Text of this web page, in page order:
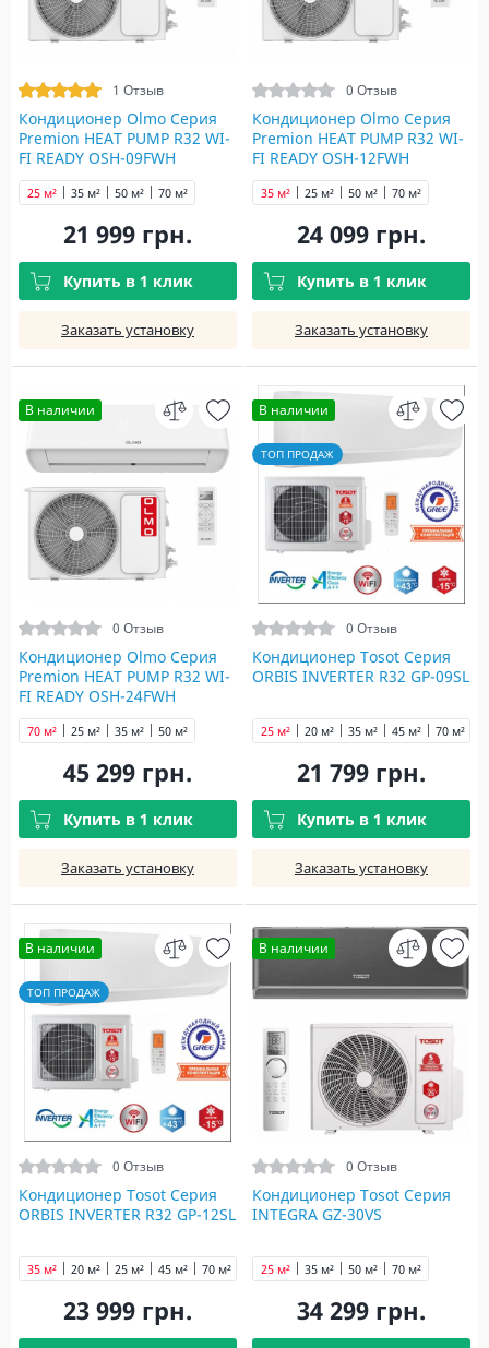
1 Отзыв
Кондиционер Olmo Серия
Premion HEAT PUMP R32 WI-
FI READY OSH-09FWH
25 м² 35 м² 50 м² 70 м²
21 999 грн.
Купить в 1 клик
Заказать установку
0 Отзыв
Кондиционер Olmo Серия
Premion HEAT PUMP R32 WI-
FI READY OSH-12FWH
25 м²
35 м² 50 м² 70 м²
24 099 грн.
Купить в 1 клик
Заказать установку
В наличии
0 Отзыв
Кондиционер Olmo Серия
Premion HEAT PUMP R32 WI-
FI READY OSH-24FWH
25 м² 35 м² 50 м²
70 м²
45 299 грн.
Купить в 1 клик
Заказать установку
В наличии
ТОП ПРОДАЖ
0 Отзыв
Кондиционер Tosot Серия
ORBIS INVERTER R32 GP-09SL
20 м²
25 м² 35 м² 45 м² 70 м²
21 799 грн.
Купить в 1 клик
Заказать установку
В наличии
ТОП ПРОДАЖ
0 Отзыв
Кондиционер Tosot Серия
ORBIS INVERTER R32 GP-12SL
20 м² 25 м²
35 м² 45 м² 70 м²
23 999 грн.
В наличии
0 Отзыв
Кондиционер Tosot Серия
INTEGRA GZ-30VS
25 м² 35 м² 50 м² 70 м²
34 299 грн.